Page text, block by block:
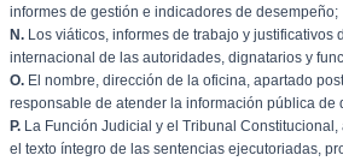
informes de gestión e indicadores de desempeño;
N. Los viáticos, informes de trabajo y justificativos
internacional de las autoridades, dignatarios y
O. El nombre, dirección de la oficina, apartado
responsable de atender la información pública de
P. La Función Judicial y el Tribunal
el texto íntegro de las sentencias ejecutoriadas,